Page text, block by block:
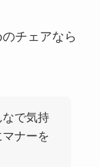
チェアなら
で気持
ナーを